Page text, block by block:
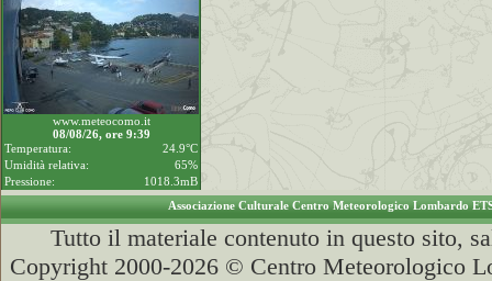
www.meteocomo.it
08/08/26, ore 9:39
Temperatura:
24.9°C
Umidità relativa:
65%
Pressione:
1018.3mB
Associazione Culturale Centro Meteorologico Lombardo
Tutto il materiale contenuto in questo sito,
Copyright 2000-2026 © Centro Meteorologico